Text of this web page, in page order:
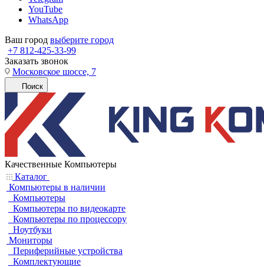
YouTube
WhatsApp
Ваш город выберите город
+7 812-425-33-99
Заказать звонок
Московское шоссе, 7
Поиск
Качественные Компьютеры
Каталог
Компьютеры в наличии
Компьютеры
Компьютеры по видеокарте
Компьютеры по процессору
Ноутбуки
Мониторы
Периферийные устройства
Комплектующие